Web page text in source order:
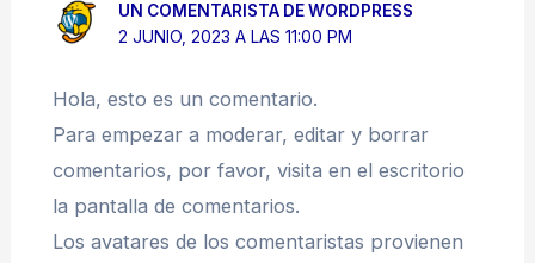
UN COMENTARISTA DE WORDPRESS
2 JUNIO, 2023 A LAS 11:00 PM
Hola, esto es un comentario.
Para empezar a moderar, editar y borrar
comentarios, por favor, visita en el escritorio
la pantalla de comentarios.
Los avatares de los comentaristas provienen